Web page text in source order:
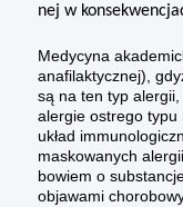
nej w
Medycyna
anafilaktycznej),
są na ten typ
alergie ostrego typu
układ
maskowanych
bowiem o
objawami